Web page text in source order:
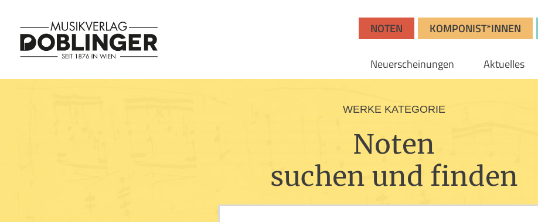
NOTEN KOMPONIST*INNEN
Neuerscheinungen Aktuelles
WERKE KATEGORIE
Noten
suchen und finden